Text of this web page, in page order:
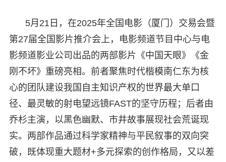
5月21日，在2025年全国电影（厦门）交易会暨
第27届全国影片推介会上，电影频道节目中心与电
影频道影业公司出品的两部影片《中国天眼》《金
刚不坏》重磅亮相。前者聚焦时代楷模南仁东为核
心的团队建设我国自主知识产权的世界最大单口
径、最灵敏的射电望远镜FAST的坚守历程；后者由
乔杉主演，以黑色幽默、市井故事展现社会荒诞现
实。两部作品通过科学家精神与平民叙事的双向突
破，既体现重大题材+多元探索的创作格局，又以差